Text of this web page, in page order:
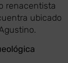
renacentista
ubicado